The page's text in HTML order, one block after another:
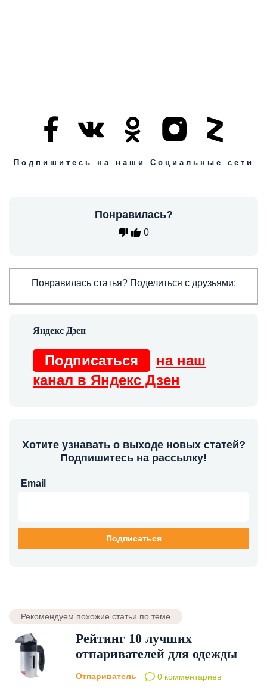
Подпишитесь на наши Социальные сети
Понравилась?
0
Понравилась статья? Поделиться с друзьями:
Подписаться
на наш
канал в Яндекс Дзен
Хотите узнавать о выходе новых статей?
Подпишитесь на рассылку!
Email
Рекомендуем похожие статьи по теме
Рейтинг 10 лучших
отпаривателей для одежды
Отпариватель 0 комментариев